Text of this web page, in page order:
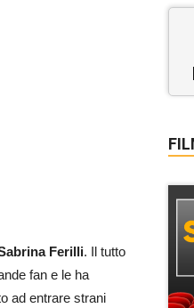
Ferilli. Il tutto
fan e le ha
ad entrare strani